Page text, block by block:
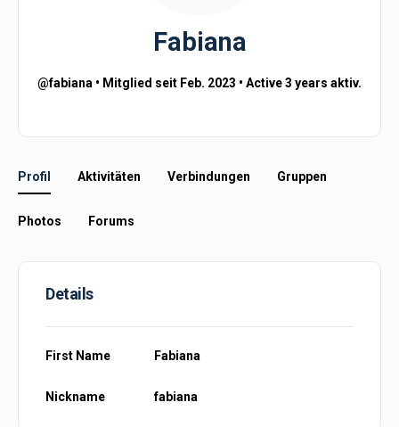
Fabiana
@fabiana • Mitglied seit Feb. 2023 • Active 3 years aktiv.
Profil Aktivitäten Verbindungen Gruppen
Photos Forums
Details
First Name Fabiana
Nickname fabiana